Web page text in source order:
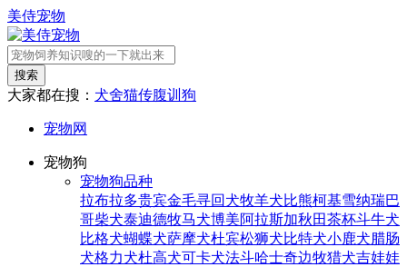
美侍宠物
搜索
大家都在搜： 犬舍猫传腹训狗
宠物网
宠物狗
宠物狗品种
拉布拉多贵宾金毛寻回犬牧羊犬比熊柯基雪纳瑞巴
哥柴犬泰迪德牧马犬博美阿拉斯加秋田茶杯斗牛犬
比格犬蝴蝶犬萨摩犬杜宾松狮犬比特犬小鹿犬腊肠
犬格力犬杜高犬可卡犬法斗哈士奇边牧猎犬吉娃娃